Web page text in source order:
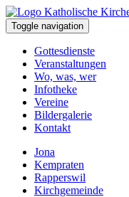
Toggle navigation
Gottesdienste
Veranstaltungen
Wo, was, wer
Infotheke
Vereine
Bildergalerie
Kontakt
Jona
Kempraten
Rapperswil
Kirchgemeinde